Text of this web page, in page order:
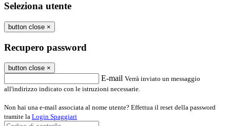
Seleziona utente
button close ×
Recupero password
button close ×
E-mail Verrà inviato un messaggio
all'indirizzo indicato con le istruzioni necessarie.
Non hai una e-mail associata al nome utente? Effettua il reset della password
tramite la Login Spaggiari